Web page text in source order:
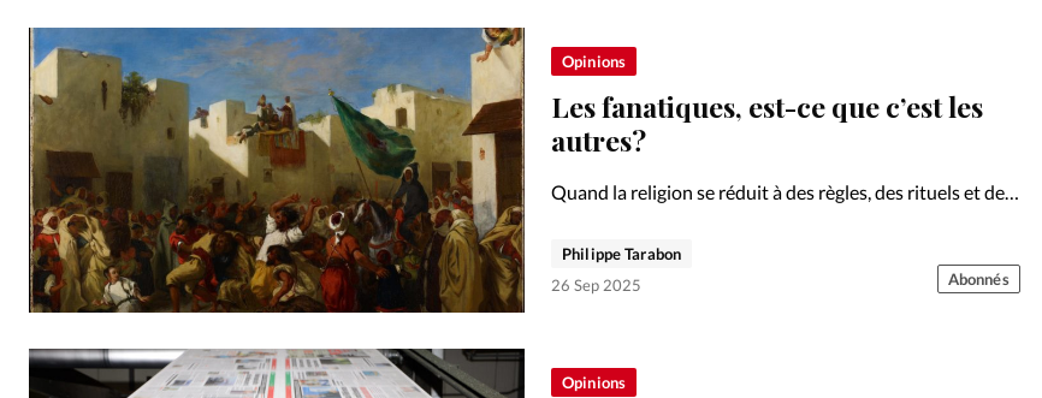
Opinions
Les fanatiques, est-ce que c’est les
autres?
Quand la religion se réduit à des règles, des rituels et des
pour remettre Dieu à sa juste place, sur le trône de
chacune de nos vies.
Philippe Tarabon
26 Sep 2025
Abonnés
Opinions